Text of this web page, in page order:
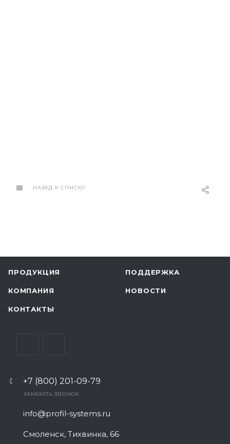
НАЗАД К СПИСКУ
ПРОДУКЦИЯ ПОДДЕРЖКА
КОМПАНИЯ НОВОСТИ
КОНТАКТЫ
+7 (800) 201-09-79
ЗАКАЗАТЬ ЗВОНОК
info@profil-systems.ru
Смоленск, Тихвинка, 66